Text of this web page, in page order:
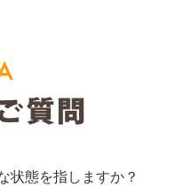
状態を指しますか？